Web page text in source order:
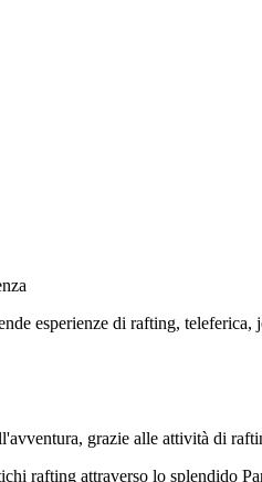
esperienze di rafting, teleferica,
grazie alle attività di
rafting attraverso lo splendido